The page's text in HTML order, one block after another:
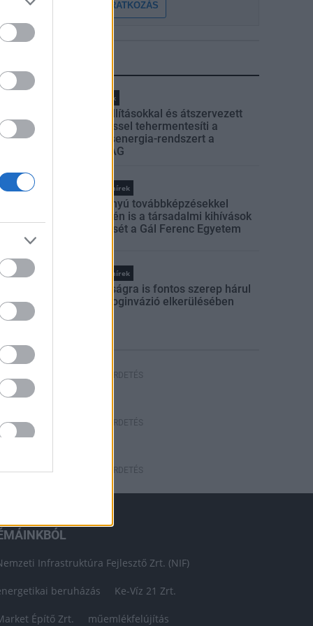
FELIRATKOZÁS
Helyi hírek
Gyárleállításokkal és átszervezett
termeléssel tehermentesíti a
villamosenergia-rendszert a
STRABAG
Országos hírek
Szakirányú továbbképzésekkel
segíti idén is a társadalmi kihívások
leküzdését a Gál Ferenc Egyetem
Országos hírek
A lakosságra is fontos szerep hárul
a szúnyoginvázió elkerülésében
HIRDETÉS
HIRDETÉS
HIRDETÉS
Infrastruktúra Fejlesztő Zrt. (NIF)
beruházás Ke-Víz 21 Zrt.
Építő Zrt. műemlékfelújítás